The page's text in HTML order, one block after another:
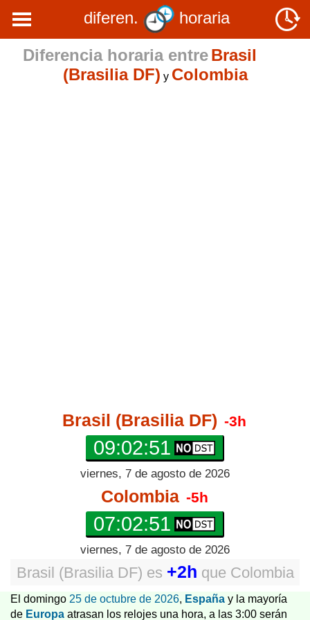
diferen.
horaria
Diferencia horaria entreBrasil
(Brasilia DF) y Colombia
Brasil (Brasilia DF) -3h
09:02:52
viernes, 7 de agosto de 2026
Colombia -5h
07:02:52
viernes, 7 de agosto de 2026
Brasil (Brasilia DF) es +2h que Colombia
El domingo 25 de octubre de 2026, España y la mayoría
de Europa atrasan los relojes una hora, a las 3:00 serán